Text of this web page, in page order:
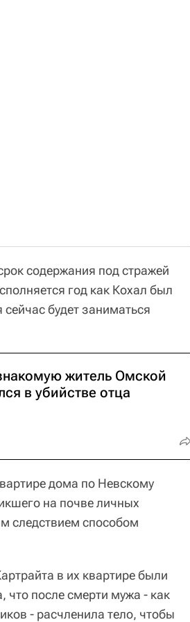
содержания под стражей
год как Кохал был
будет заниматься
житель Омской
в убийстве отца
дома по Невскому
на почве личных
следствием способом
в их квартире были
после смерти мужа - как
- расчленила тело, чтобы